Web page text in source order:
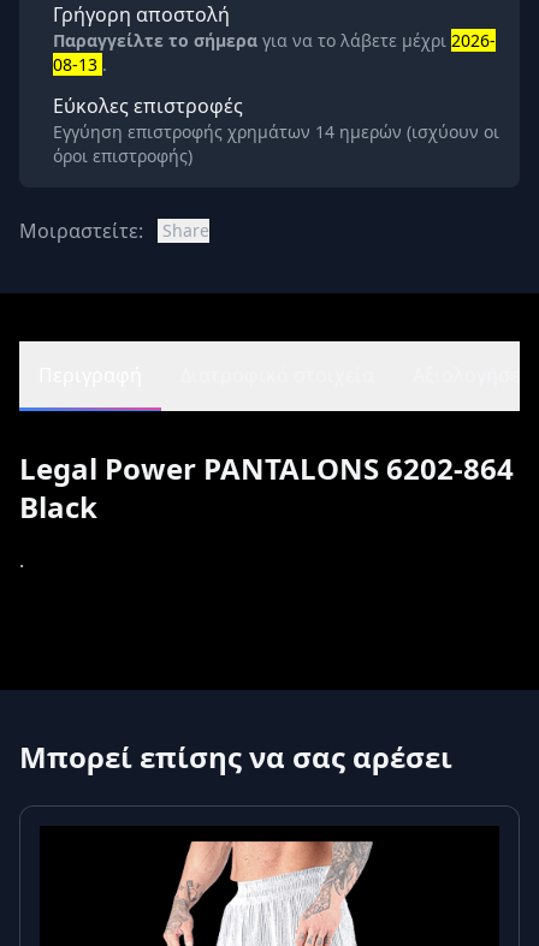
Γρήγορη αποστολή
Παραγγείλτε το σήμερα για να το λάβετε μέχρι 2026-
08-13 .
Εύκολες επιστροφές
Εγγύηση επιστροφής χρημάτων 14 ημερών (ισχύουν οι
όροι επιστροφής)
Μοιραστείτε: Share
Legal Power PANTALONS 6202-864
Black
.
Μπορεί επίσης να σας αρέσει